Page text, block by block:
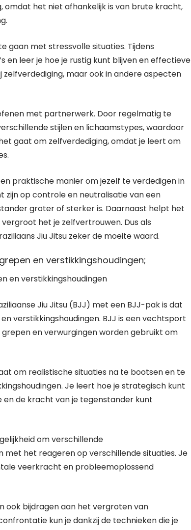
het niet afhankelijk is van brute kracht,
gaan met stressvolle situaties. Tijdens
en leer je hoe je rustig kunt blijven en effectieve
maar ook in andere aspecten
met partnerwerk. Door regelmatig te
stijlen en lichaamstypes, waardoor
gaat om zelfverdediging, omdat je leert om
praktische manier om jezelf te verdedigen in
zijn op controle en neutralisatie van een
groter of sterker is. Daarnaast helpt het
het je zelfvertrouwen. Dus als
Jiu Jitsu zeker de moeite waard.
en verstikkingshoudingen;
en verstikkingshoudingen
Jiu Jitsu (BJJ) met een BJJ-pak is dat
verstikkingshoudingen. BJJ is een vechtsport
en verwurgingen worden gebruikt om
om realistische situaties na te bootsen en te
Je leert hoe je strategisch kunt
en de kracht van je tegenstander kunt
om verschillende
het reageren op verschillende situaties. Je
veerkracht en probleemoplossend
ook bijdragen aan het vergroten van
kun je dankzij de technieken die je